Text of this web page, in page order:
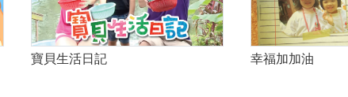
寶貝生活日記 幸福加加油